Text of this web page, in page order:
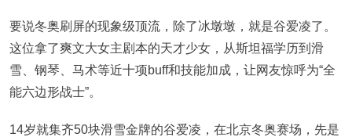
要说冬奥刷屏的现象级顶流，除了冰墩墩，就是谷爱凌了。
这位拿了爽文大女主剧本的天才少女，从斯坦福学历到滑
雪、钢琴、马术等近十项buff和技能加成，让网友惊呼为“全
能六边形战士”。
14岁就集齐50块滑雪金牌的谷爱凌，在北京冬奥赛场，先是